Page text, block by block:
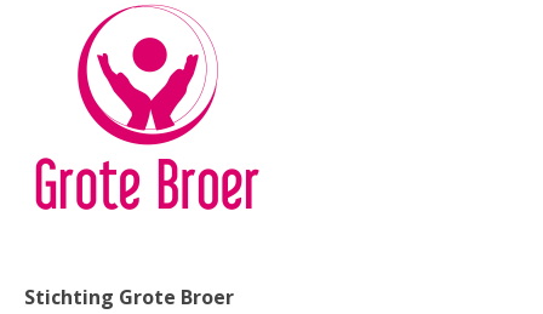
Stichting Grote Broer